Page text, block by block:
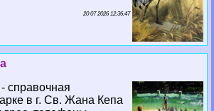
20 07 2026 12:36:47
справочная
в г. Св. Жана Кепа